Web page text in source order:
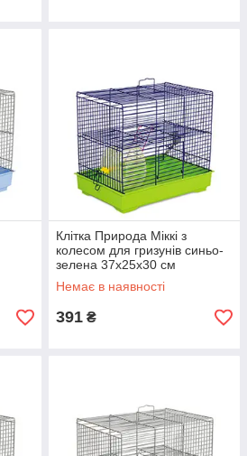
Клітка Природа Міккі з
колесом для гризунів синьо-
зелена 37х25х30 см
Немає в наявності
391 ₴